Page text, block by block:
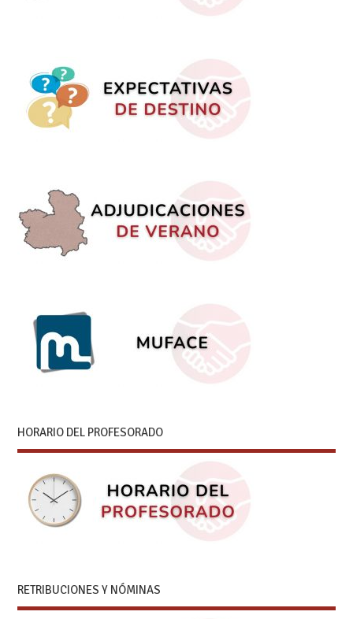
HORARIO DEL PROFESORADO
RETRIBUCIONES Y NÓMINAS